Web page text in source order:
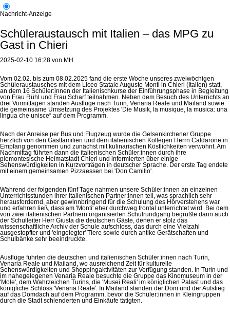
Nachricht-Anzeige
Schüleraustausch mit Italien – das MPG zu
Gast in Chieri
2025-02-10 16:28 von MH
Vom 02.02. bis zum 08.02.2025 fand die erste Woche unseres zweiwöchigen
Schüleraustausches mit dem Liceo Statale Augusto Monti in Chieri (Italien) statt,
an dem 16 Schüler:innen der Italienischkurse der Einführungsphase in Begleitung
von Frau Rühl und Frau Scharf teilnahmen. Neben dem Besuch des Unterrichts an
drei Vormittagen standen Ausflüge nach Turin, Venaria Reale und Mailand sowie
die gemeinsame Umsetzung des Projektes 'Die Musik, la musique, la musica: una
lingua che unisce“ auf dem Programm.
Nach der Anreise per Bus und Flugzeug wurde die Gelsenkirchener Gruppe
herzlich von den Gastfamilien und dem italienischen Kollegen Herrn Caldarone in
Empfang genommen und zunächst mit kulinarischen Köstlichkeiten verwöhnt. Am
Nachmittag führten dann die italienischen Schüler:innen durch ihre
piemontesische Heimatstadt Chieri und informierten über einige
Sehenswürdigkeiten in Kurzvorträgen in deutscher Sprache. Der erste Tag endete
mit einem gemeinsamen Pizzaessen bei 'Don Camillo'.
Während der folgenden fünf Tage nahmen unsere Schüler:innen an einzelnen
Unterrichtsstunden ihrer italienischen Partner:innen teil, was sprachlich sehr
herausfordernd, aber gewinnbringend für die Schulung des Hörverstehens war
und erfahren ließ, dass am 'Monti' eher durchweg frontal unterrichtet wird. Bei dem
von zwei italienischen Partnern organisierten Schulrundgang begrüßte dann auch
der Schulleiter Herr Giusta die deutschen Gäste, denen er stolz das
wissenschaftliche Archiv der Schule aufschloss, das durch eine Vielzahl
ausgestopfter und 'eingelegter' Tiere sowie durch antike Gerätschaften und
Schulbänke sehr beeindruckte.
Ausflüge führten die deutschen und italienischen Schüler:innen nach Turin,
Venaria Reale und Mailand, wo ausreichend Zeit für kulturelle
Sehenswürdigkeiten und Shoppingaktivitäten zur Verfügung standen. In Turin und
im nahegelegenen Venaria Reale besuchte die Gruppe das Kinomuseum in der
'Mole', dem Wahrzeichen Turins, die 'Musei Reali' im königlichen Palast und das
königliche Schloss 'Venaria Reale'. In Mailand standen der Dom und der Aufstieg
auf das Domdach auf dem Programm, bevor die Schüler:innen in Kleingruppen
durch die Stadt schlenderten und Einkäufe tätigten.